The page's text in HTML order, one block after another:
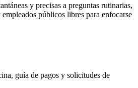
y precisas a preguntas rutinarias,
públicos libres para enfocarse
guía de pagos y solicitudes de